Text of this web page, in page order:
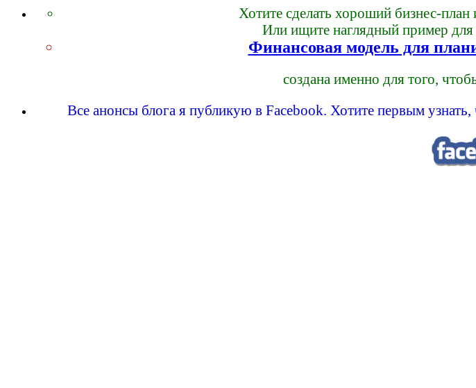
Хотите сделать хороший бизнес-
Или ищите наглядный пример для
Финансовая модель для
создана именно для того,
Все анонсы блога я публикую в Facebook. Хотите первым